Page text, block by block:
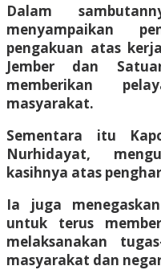
Dalam
menyampaikan
pengakuan atas
Jember dan
memberikan
masyarakat.
Sementara itu
Nurhidayat,
kasihnya atas
Ia juga
untuk terus
melaksanakan
masyarakat dan